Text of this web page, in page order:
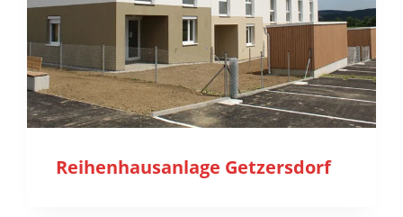
Reihenhausanlage Getzersdorf